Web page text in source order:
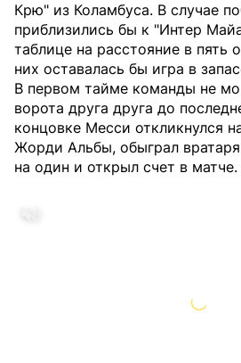
Крю" из Коламбуса. В случае
приблизились бы к "Интер
таблице на расстояние в пять
них оставалась бы игра в
В первом тайме команды не
ворота друга друга до
концовке Месси откликнулся
Жорди Альбы, обыграл
на один и открыл счет в матче.